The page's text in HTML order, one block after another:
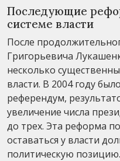
Последующие
системе власти
После
Григорьевича
несколько
власти. В 2004 году
референдум,
увеличение числа
до трех. Эта реформа
оставаться у власти
политическую позицию.